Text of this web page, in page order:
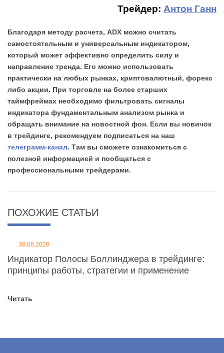
Трейдер: Антон Ганн
Благодаря методу расчета, ADX можно считать
самостоятельным и универсальным индикатором,
который может эффективно определить силу и
направление тренда. Его можно использовать
практически на любых рынках, криптовалютный, форекс
либо акции. При торговле на более старших
таймфреймах необходимо фильтровать сигналы
индикатора фундаментальным анализом рынка и
обращать внимание на новостной фон. Если вы новичок
в трейдинге, рекомендуем подписаться на наш
телеграмм-канал. Там вы сможете ознакомиться с
полезной информацией и пообщаться с
профессиональными трейдерами.
ПОХОЖИЕ СТАТЬИ
30.06.2026
Индикатор Полосы Боллинджера в трейдинге:
принципы работы, стратегии и применение
Читать